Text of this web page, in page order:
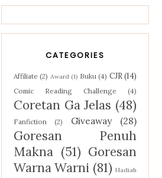
CATEGORIES
Affiliate (2) Award (1) Buku (4) CJR (14)
Comic Reading Challenge (4)
Coretan Ga Jelas (48)
Fanfiction (2) Giveaway (28)
Goresan Penuh
Makna (51) Goresan
Warna Warni (81) Hadiah